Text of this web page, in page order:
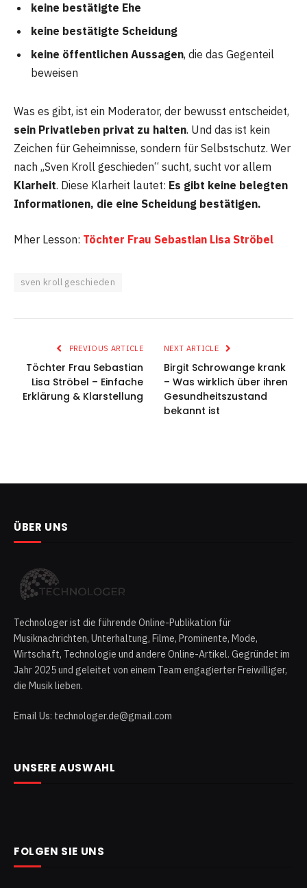
keine bestätigte Ehe
keine bestätigte Scheidung
keine öffentlichen Aussagen, die das Gegenteil
beweisen
Was es gibt, ist ein Moderator, der bewusst entscheidet,
sein Privatleben privat zu halten. Und das ist kein
Zeichen für Geheimnisse, sondern für Selbstschutz. Wer
nach „Sven Kroll geschieden“ sucht, sucht vor allem
Klarheit. Diese Klarheit lautet: Es gibt keine belegten
Informationen, die eine Scheidung bestätigen.
Mher Lesson: Töchter Frau Sebastian Lisa Ströbel
sven kroll geschieden
PREVIOUS ARTICLE
Töchter Frau Sebastian
Lisa Ströbel – Einfache
Erklärung & Klarstellung
NEXT ARTICLE
Birgit Schrowange krank
– Was wirklich über ihren
Gesundheitszustand
bekannt ist
ÜBER UNS
Technologer ist die führende Online-Publikation für
Musiknachrichten, Unterhaltung, Filme, Prominente, Mode,
Wirtschaft, Technologie und andere Online-Artikel. Gegründet im
Jahr 2025 und geleitet von einem Team engagierter Freiwilliger,
die Musik lieben.
Email Us: technologer.de@gmail.com
UNSERE AUSWAHL
FOLGEN SIE UNS